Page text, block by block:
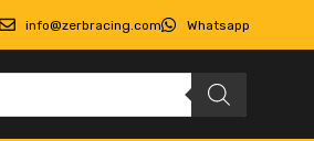
info@zerbracing.com Whatsapp